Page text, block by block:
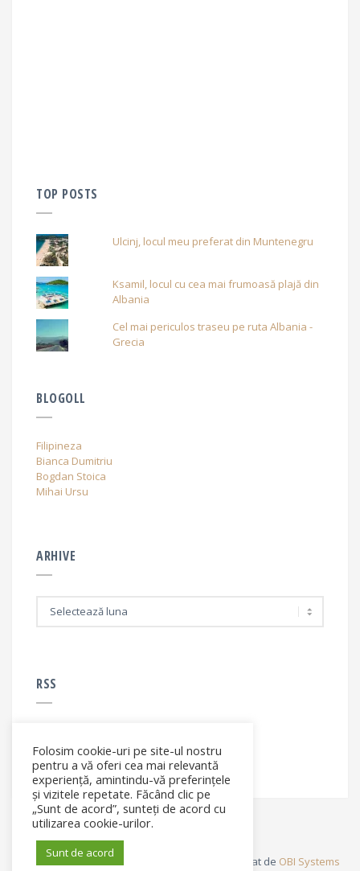
TOP POSTS
Ulcinj, locul meu preferat din Muntenegru
Ksamil, locul cu cea mai frumoasă plajă din
Albania
Cel mai periculos traseu pe ruta Albania -
Grecia
BLOGOLL
Filipineza
Bianca Dumitriu
Bogdan Stoica
Mihai Ursu
ARHIVE
RSS
RSS - articole
© Elena Filip. All rights reserved ® - Site dezvoltat de OBI Systems
Folosim cookie-uri pe site-ul nostru
pentru a vă oferi cea mai relevantă
experiență, amintindu-vă preferințele
și vizitele repetate. Făcând clic pe
„Sunt de acord”, sunteți de acord cu
utilizarea cookie-urilor.
Sunt de acord